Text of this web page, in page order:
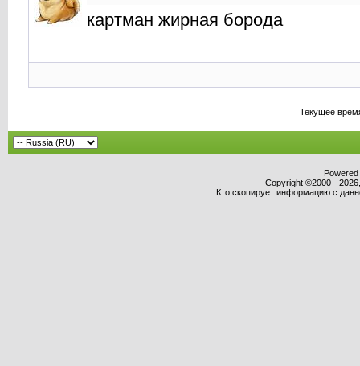
картман жирная борода
Текущее
Copyright ©2000 -
Кто скопирует информацию с